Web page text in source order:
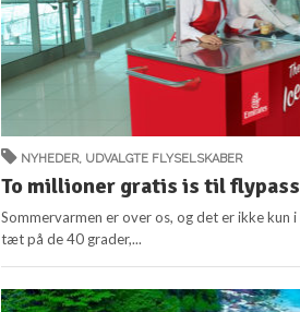
NYHEDER, UDVALGTE FLYSELSKABER
To millioner gratis is til
Sommervarmen er over os, og det er ikke
tæt på de 40 grader,...